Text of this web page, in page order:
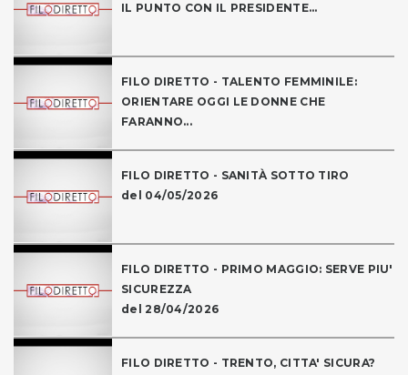
IL PUNTO CON IL PRESIDENTE...
FILO DIRETTO - TALENTO FEMMINILE:
ORIENTARE OGGI LE DONNE CHE
FARANNO...
FILO DIRETTO - SANITÀ SOTTO TIRO
del 04/05/2026
FILO DIRETTO - PRIMO MAGGIO: SERVE PIU'
SICUREZZA
del 28/04/2026
FILO DIRETTO - TRENTO, CITTA' SICURA?